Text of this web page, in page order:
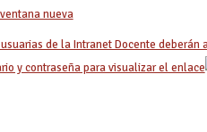
de la Intranet Docente deberán
y contraseña para visualizar el enlace